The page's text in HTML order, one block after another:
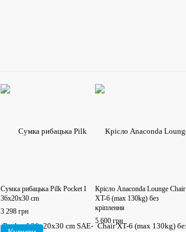
Сумка рибацька Pilk Pocket I
36x20x30 cm
3 298 грн
Крісло Anaconda Lounge Chair
XT-6 (max 130kg) без
кріплення
5 600 грн